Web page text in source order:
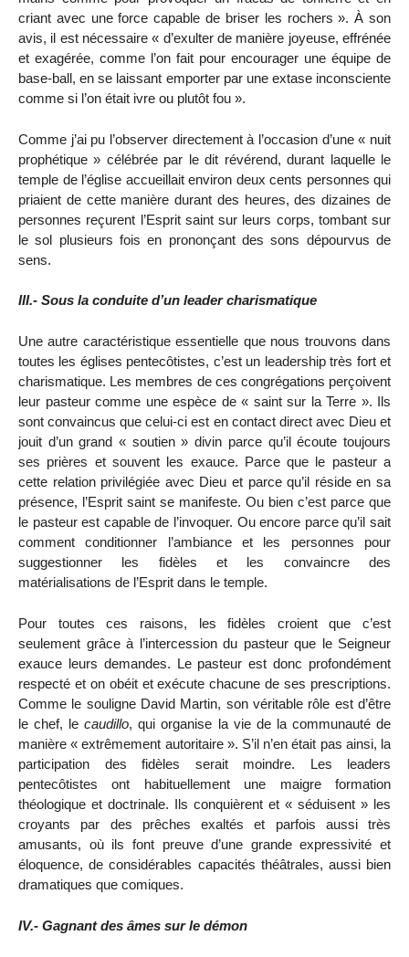
criant avec une force capable de briser les rochers ». À son
avis, il est nécessaire « d’exulter de manière joyeuse, effrénée
et exagérée, comme l’on fait pour encourager une équipe de
base-ball, en se laissant emporter par une extase inconsciente
comme si l’on était ivre ou plutôt fou ».
Comme j’ai pu l’observer directement à l’occasion d’une « nuit
prophétique » célébrée par le dit révérend, durant laquelle le
temple de l’église accueillait environ deux cents personnes qui
priaient de cette manière durant des heures, des dizaines de
personnes reçurent l’Esprit saint sur leurs corps, tombant sur
le sol plusieurs fois en prononçant des sons dépourvus de
sens.
III.- Sous la conduite d’un leader charismatique
Une autre caractéristique essentielle que nous trouvons dans
toutes les églises pentecôtistes, c’est un leadership très fort et
charismatique. Les membres de ces congrégations perçoivent
leur pasteur comme une espèce de « saint sur la Terre ». Ils
sont convaincus que celui-ci est en contact direct avec Dieu et
jouit d’un grand « soutien » divin parce qu’il écoute toujours
ses prières et souvent les exauce. Parce que le pasteur a
cette relation privilégiée avec Dieu et parce qu’il réside en sa
présence, l’Esprit saint se manifeste. Ou bien c’est parce que
le pasteur est capable de l’invoquer. Ou encore parce qu’il sait
comment conditionner l’ambiance et les personnes pour
suggestionner les fidèles et les convaincre des
matérialisations de l’Esprit dans le temple.
Pour toutes ces raisons, les fidèles croient que c’est
seulement grâce à l’intercession du pasteur que le Seigneur
exauce leurs demandes. Le pasteur est donc profondément
respecté et on obéit et exécute chacune de ses prescriptions.
Comme le souligne David Martin, son véritable rôle est d’être
le chef, lecaudillo, qui organise la vie de la communauté de
manière « extrêmement autoritaire ». S’il n’en était pas ainsi, la
participation des fidèles serait moindre. Les leaders
pentecôtistes ont habituellement une maigre formation
théologique et doctrinale. Ils conquièrent et « séduisent » les
croyants par des prêches exaltés et parfois aussi très
amusants, où ils font preuve d’une grande expressivité et
éloquence, de considérables capacités théâtrales, aussi bien
dramatiques que comiques.
IV.- Gagnant des âmes sur le démon